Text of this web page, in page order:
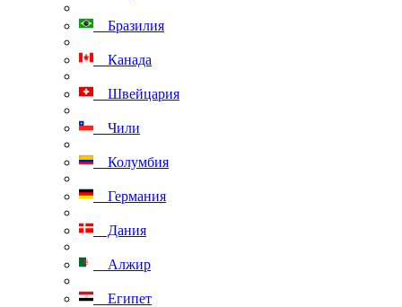
Бразилия
Канада
Швейцария
Чили
Колумбия
Германия
Дания
Алжир
Египет